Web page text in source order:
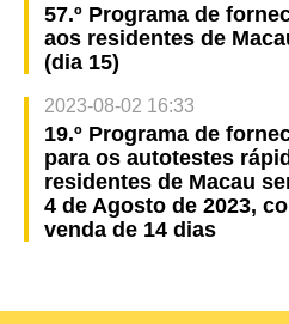
57.º Programa de
aos residentes de
(dia 15)
2023-08-02 16:33
19.º Programa de
para os autotestes
residentes de Macau
4 de Agosto de 2023,
venda de 14 dias